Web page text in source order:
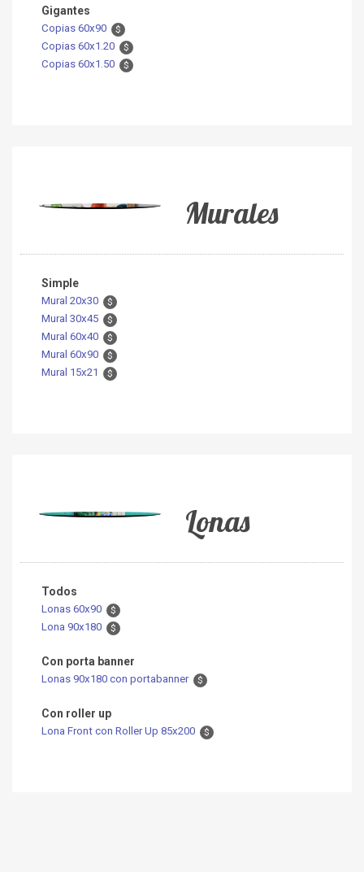
Gigantes
Copias 60x90 $
Copias 60x1.20 $
Copias 60x1.50 $
Murales
Simple
Mural 20x30 $
Mural 30x45 $
Mural 60x40 $
Mural 60x90 $
Mural 15x21 $
Lonas
Todos
Lonas 60x90 $
Lona 90x180 $
Con porta banner
Lonas 90x180 con portabanner $
Con roller up
Lona Front con Roller Up 85x200 $